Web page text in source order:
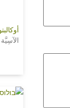
الآسِيَّة